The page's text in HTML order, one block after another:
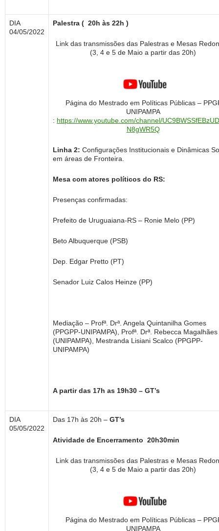
DIA
04/05/2022
Palestra ( 20h às 22h )
Link das transmissões das Palestras e Mesas
(3, 4 e 5 de Maio a partir das 20h)
Página do Mestrado em Políticas Públicas –
UNIPAMPA
: https://www.youtube.com/channel/
N8gWR5Q
Linha 2: Configurações Institucionais e Dinâmicas
em áreas de Fronteira.
Mesa com atores políticos do RS:
Presenças confirmadas:
Prefeito de Uruguaiana-RS – Ronie Melo (PP)
Beto Albuquerque (PSB)
Dep. Edgar Pretto (PT)
Senador Luiz Calos Heinze (PP)
Mediação – Profª. Drª. Angela Quintanilha Gomes
(PPGPP-UNIPAMPA), Profª. Drª. Rebecca Magalhães
(UNIPAMPA), Mestranda Lisiani Scalco (PPGPP-
UNIPAMPA)
A partir das 17h as 19h30 – GT’s
DIA
05/05/2022
Das 17h às 20h – GT’s
Atividade de Encerramento 20h30min
Link das transmissões das Palestras e Mesas
(3, 4 e 5 de Maio a partir das 20h)
Página do Mestrado em Políticas Públicas –
UNIPAMPA